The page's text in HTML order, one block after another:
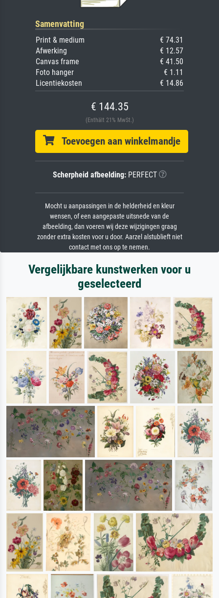
Samenvatting
Print & medium
€ 74.31
Afwerking
€ 12.57
Canvas frame
€ 41.50
Foto hanger
€ 1.11
Licentiekosten
€ 14.86
€ 144.35
(Enthält 21% MwSt.)
Toevoegen aan winkelmandje
Scherpheid afbeelding:PERFECT
Mocht u aanpassingen in de helderheid en kleur
wensen, of een aangepaste uitsnede van de
afbeelding, dan voeren wij deze wijzigingen graag
zonder extra kosten voor u door. Aarzel alstublieft niet
contact met ons op te nemen.
Vergelijkbare kunstwerken voor u
geselecteerd